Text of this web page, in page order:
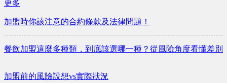
更多
加盟時你該注意的合約條款及法律問題！
餐飲加盟這麼多種類，到底該選哪一種？從風險角度看懂差別
加盟前的風險設想vs實際狀況